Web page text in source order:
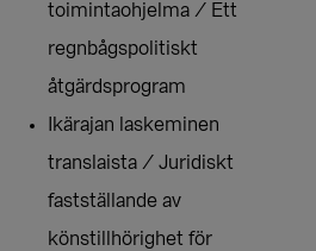
toimintaohjelma / Ett
regnbågspolitiskt
åtgärdsprogram
Ikärajan laskeminen
translaista / Juridiskt
fastställande av
könstillhörighet för